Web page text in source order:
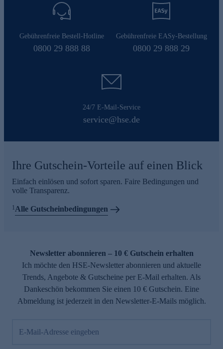
Gebührenfreie Bestell-Hotline
0800 29 888 88
Gebührenfreie EASy-Bestellung
0800 29 888 29
24/7 E-Mail-Service
service@hse.de
Ihre Gutschein-Vorteile auf einen Blick
Einfach einlösen und sofort sparen. Faire Bedingungen und
volle Transparenz.
1 Alle Gutscheinbedingungen
Newsletter abonnieren – 10 € Gutschein erhalten
Ich möchte den HSE-Newsletter abonnieren und aktuelle
Trends, Angebote & Gutscheine per E-Mail erhalten. Als
Dankeschön bekommen Sie einen 10 € Gutschein. Eine
Abmeldung ist jederzeit in den Newsletter-E-Mails möglich.
E-Mail-Adresse eingeben